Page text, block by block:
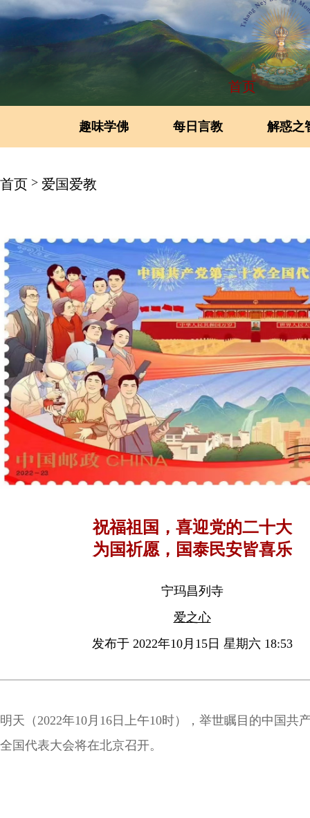
首页
趣味学佛 每日言教 解惑之
首页 > 爱国爱教
祝福祖国，喜迎党的二十大
为国祈愿，国泰民安皆喜乐
宁玛昌列寺
爱之心
发布于 2022年10月15日 星期六 18:53
明天（2022年10月16日上午10时），举世瞩目的中国共
全国代表大会将在北京召开。